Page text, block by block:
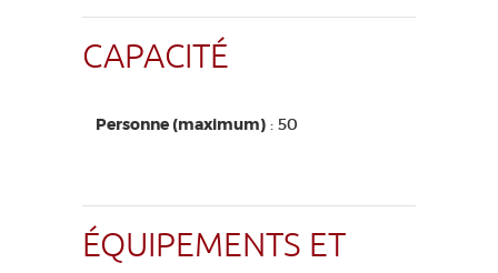
CAPACITÉ
Personne (maximum) : 50
ÉQUIPEMENTS ET